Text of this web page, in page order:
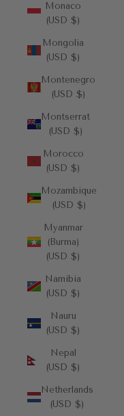
Monaco
(USD $)
Mongolia
(USD $)
Montenegro
(USD $)
Montserrat
(USD $)
Morocco
(USD $)
Mozambique
(USD $)
Myanmar
(Burma)
(USD $)
Namibia
(USD $)
Nauru
(USD $)
Nepal
(USD $)
Netherlands
(USD $)